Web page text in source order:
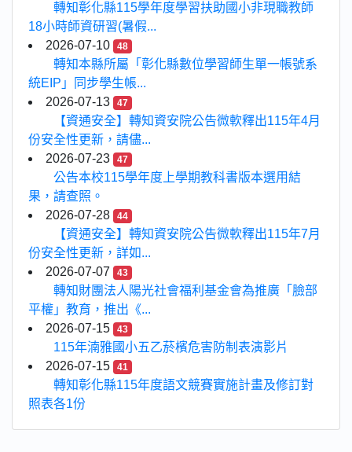
轉知彰化縣115學年度學習扶助國小非現職教師
18小時師資研習(暑假...
2026-07-10
48
轉知本縣所屬「彰化縣數位學習師生單一帳號系
統EIP」同步學生帳...
2026-07-13
47
【資通安全】轉知資安院公告微軟釋出115年4月
份安全性更新，請儘...
2026-07-23
47
公告本校115學年度上學期教科書版本選用結
果，請查照。
2026-07-28
44
【資通安全】轉知資安院公告微軟釋出115年7月
份安全性更新，詳如...
2026-07-07
43
轉知財團法人陽光社會福利基金會為推廣「臉部
平權」教育，推出《...
2026-07-15
43
115年湳雅國小五乙菸檳危害防制表演影片
2026-07-15
41
轉知彰化縣115年度語文競賽實施計畫及修訂對
照表各1份